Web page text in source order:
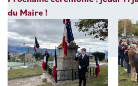
du Maire !